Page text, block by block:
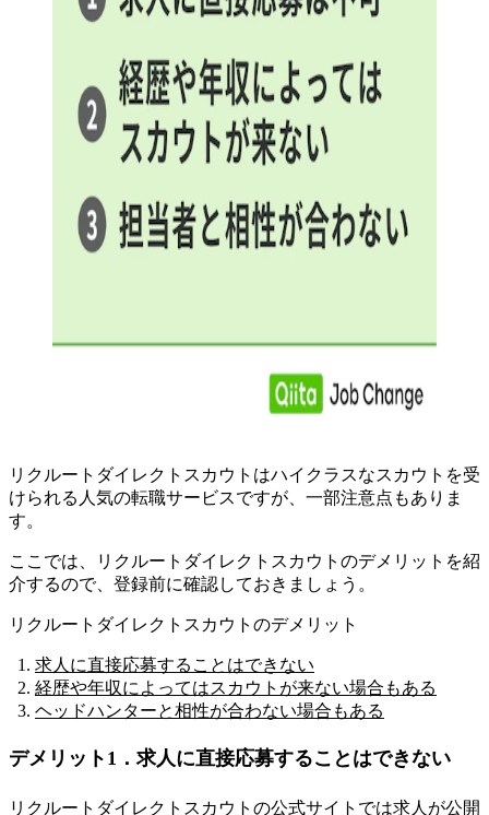
リクルートダイレクトスカウトはハイクラスなスカウトを受
けられる人気の転職サービスですが、一部注意点もありま
す。
ここでは、リクルートダイレクトスカウトのデメリットを紹
介するので、登録前に確認しておきましょう。
リクルートダイレクトスカウトのデメリット
求人に直接応募することはできない
経歴や年収によってはスカウトが来ない場合もある
ヘッドハンターと相性が合わない場合もある
デメリット1．求人に直接応募することはできない
リクルートダイレクトスカウトの公式サイトでは求人が公開